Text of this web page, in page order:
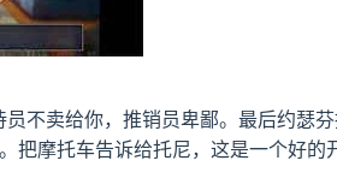
不卖给你，推销员卑鄙。最后约瑟
摩托车告诉给托尼，这是一个好的